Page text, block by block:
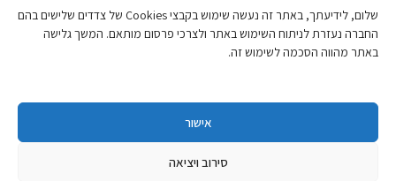
שלום, לידיעתך, באתר זה נעשה שימוש בקבצי Cookies של צדדים שלישים בהם
החברה נעזרת לניתוח השימוש באתר ולצרכי פרסום מותאם. המשך גלישה
באתר מהווה הסכמה לשימוש זה.
אישור
סירוב ויציאה
הצהרת נגישות